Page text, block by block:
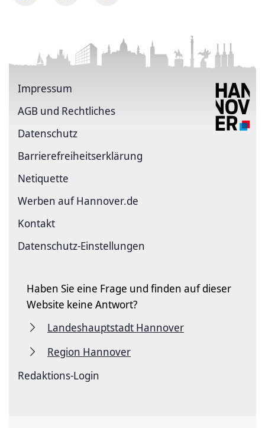
Impressum
AGB und Rechtliches
Datenschutz
Barriere­freiheits­erklärung
Netiquette
Werben auf Hannover.de
Kontakt
Datenschutz-Einstellungen
Haben Sie eine Frage und finden auf dieser
Website keine Antwort?
Landeshauptstadt Hannover
Region Hannover
Redaktions-Login